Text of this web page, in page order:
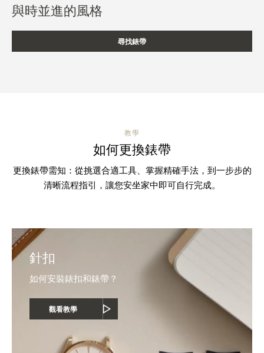
與時並進的風格
尋找錶帶
教學
如何更換錶帶
更換錶帶需知：從挑選合適工具、掌握精確手法，到一步步的
清晰流程指引，讓您安坐家中即可自行完成。
針扣
如何安裝錶扣和錶帶？
觀看教學